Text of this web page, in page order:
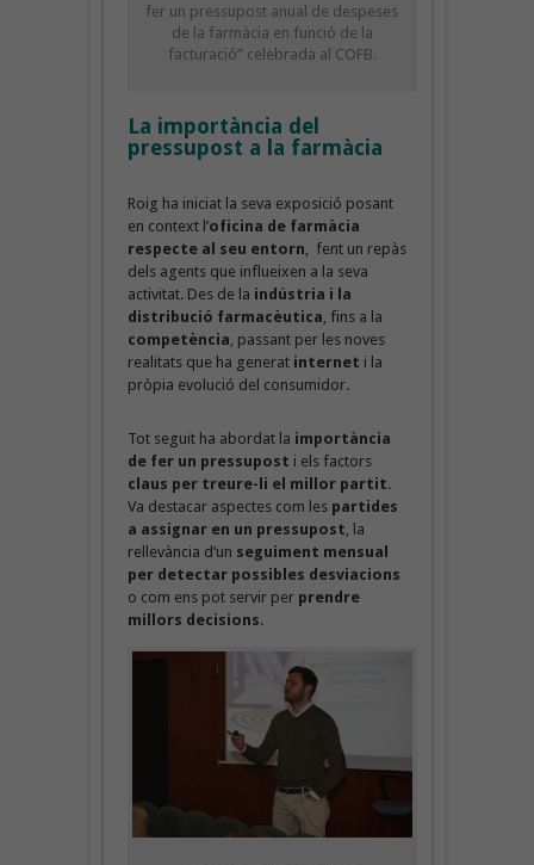
fer un pressupost anual de despeses
de la farmàcia en funció de la
facturació” celebrada al COFB.
La importància del
pressupost a la farmàcia
Roig ha iniciat la seva exposició posant
en context l’oficina de farmàcia
respecte al seu entorn , fent un repàs
dels agents que influeixen a la seva
activitat. Des de la indústria i la
distribució farmacèutica , fins a la
competència , passant per les noves
realitats que ha generat internet i la
pròpia evolució del consumidor.
Tot seguit ha abordat la importància
de fer un pressupost i els factors
claus per treure-li el millor partit.
Va destacar aspectes com les partides
a assignar en un pressupost , la
rellevància d’un seguiment mensual
per detectar possibles desviacions
o com ens pot servir per prendre
millors decisions.